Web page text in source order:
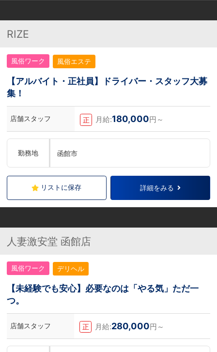
RIZE
風俗ワーク 風俗エステ
【アルバイト・正社員】ドライバー・スタッフ大募
集！
店舗スタッフ 正 月給:180,000円～
勤務地 函館市
リストに保存 詳細をみる
人妻激安堂 函館店
風俗ワーク デリヘル
【未経験でも安心】必要なのは「やる気」ただ一
つ。
店舗スタッフ 正 月給:280,000円～